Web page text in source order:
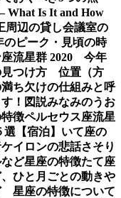
What Is It and How
周辺の貸し会議室の
のピーク・見頃の時
座流星群 2020 今年
見つけ方 位置（方
満ち欠けの仕組みと呼
！図説みなみのうお
徴ペルセウス座流星
【宿泊】 いて座の
イロンの悲話さそり
ど星座の特徴たて座
ひと月ごとの動きや
星座の特徴について